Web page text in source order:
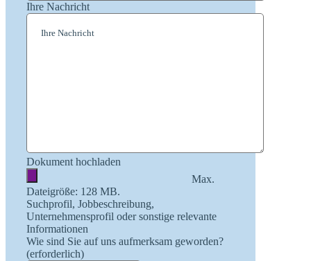
Ihre Nachricht
Dokument hochladen
Max.
Dateigröße: 128 MB.
Suchprofil, Jobbeschreibung,
Unternehmensprofil oder sonstige relevante
Informationen
Wie sind Sie auf uns aufmerksam geworden?
(erforderlich)